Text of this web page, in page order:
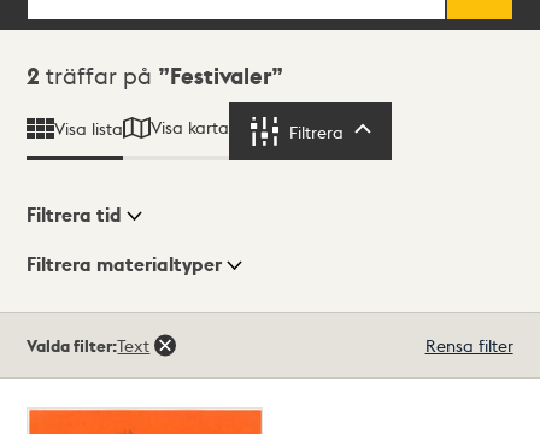
Sökresultat
2 träffar på Festivaler
Visa lista Visa karta Filtrera
Visningsläge
Filtrera tid
Filtrera materialtyper
träffar
Valda filter:Text Rensa filter